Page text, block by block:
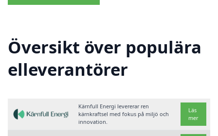
Översikt över populära
elleverantörer
Kärnfull Energi levererar ren
kärnkraftsel med fokus på miljö och
innovation.
Läs
mer